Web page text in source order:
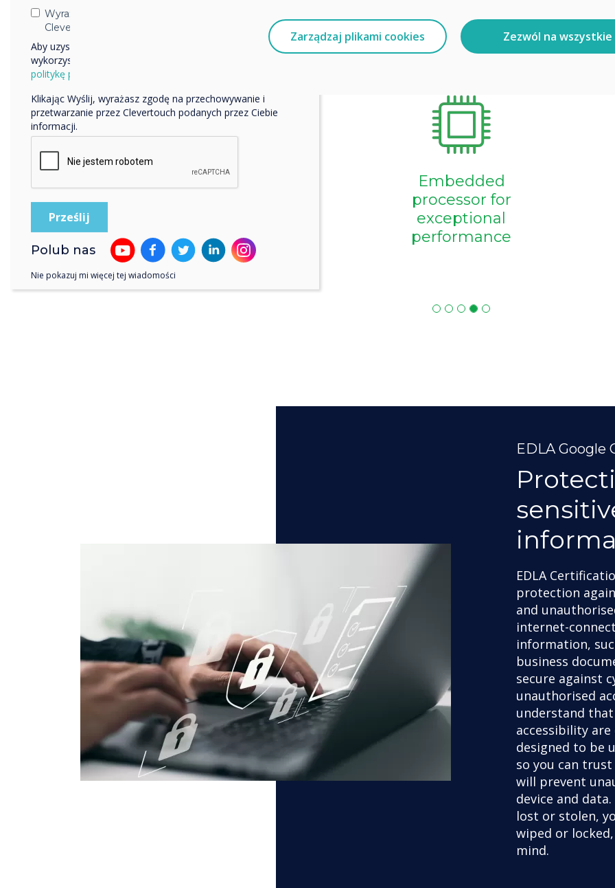
features
Collaboration
and
engagement
tools
EDLA Google
EDLA
protection
and
internet-
information,
business
secure against
unauthorised
understand that
accessibility are
designed to be
so you can
will prevent
device and
lost or stolen,
wiped or
mind.
Zarządzaj plikami cookies Zezwól na wszystkie
Wyrażam zgodę na otrzymywanie informacji od
Clevertouch.
Aby uzyskać informacje o tym, jak gromadzimy i
wykorzystujemy Twoje dane osobowe, odwiedź naszą
politykę prywatności.
Klikając Wyślij, wyrażasz zgodę na przechowywanie i
przetwarzanie przez Clevertouch podanych przez Ciebie
informacji.
Polub nas
Nie pokazuj mi więcej tej wiadomości